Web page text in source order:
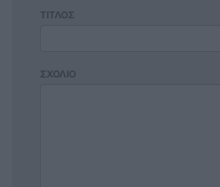
ΤΙΤΛΟΣ
ΣΧΟΛΙΟ